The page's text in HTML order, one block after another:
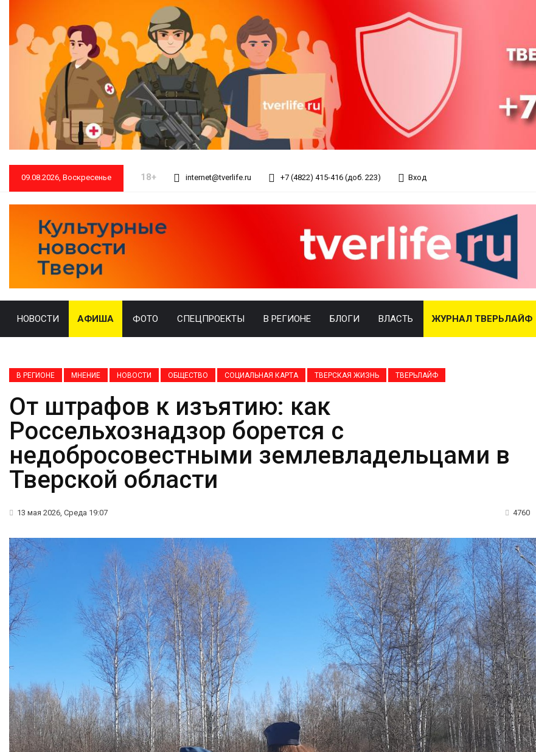
09.08.2026, Воскресенье 18+ internet@tverlife.ru +7 (4822) 415-416 (доб. 223) Вход
НОВОСТИ АФИША ФОТО СПЕЦПРОЕКТЫ В РЕГИОНЕ БЛОГИ ВЛАСТЬ ЖУРНАЛ ТВЕРЬЛАЙФ
В РЕГИОНЕ МНЕНИЕ НОВОСТИ ОБЩЕСТВО СОЦИАЛЬНАЯ КАРТА ТВЕРСКАЯ ЖИЗНЬ ТВЕРЬЛАЙФ
От штрафов к изъятию: как
Россельхознадзор борется с
недобросовестными землевладельцами в
Тверской области
13 мая 2026, Среда 19:07 4760